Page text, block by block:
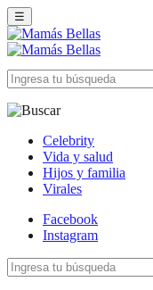
☰
Celebrity
Vida y salud
Hijos y familia
Virales
Facebook
Instagram